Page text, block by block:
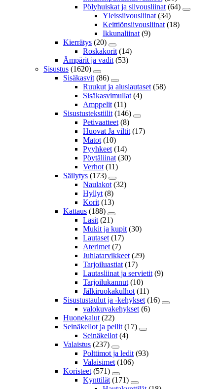
Pölyhuiskat ja siivousliinat (64)
Yleissiivousliinat (34)
Keittiönsiivousliinat (18)
Ikkunaliinat (9)
Kierrätys (20)
Roskakorit (14)
Ämpärit ja vadit (53)
Sisustus (1620)
Sisäkasvit (86)
Ruukut ja aluslautaset (58)
Sisäkasvimullat (4)
Amppelit (11)
Sisustustekstiilit (146)
Petivaatteet (8)
Huovat Ja viltit (17)
Matot (10)
Pyyhkeet (14)
Pöytäliinat (30)
Verhot (11)
Säilytys (173)
Naulakot (32)
Hyllyt (8)
Korit (13)
Kattaus (188)
Lasit (21)
Mukit ja kupit (30)
Lautaset (17)
Aterimet (7)
Juhlatarvikkeet (29)
Tarjoiluastiat (17)
Lautasliinat ja servietit (9)
Tarjoilukannut (10)
Jälkiruokakulhot (11)
Sisustustaulut ja -kehykset (16)
valokuvakehykset (6)
Huonekalut (22)
Seinäkellot ja peilit (17)
Seinäkellot (4)
Valaistus (237)
Polttimot ja ledit (93)
Valaisimet (106)
Koristeet (571)
Kynttilät (171)